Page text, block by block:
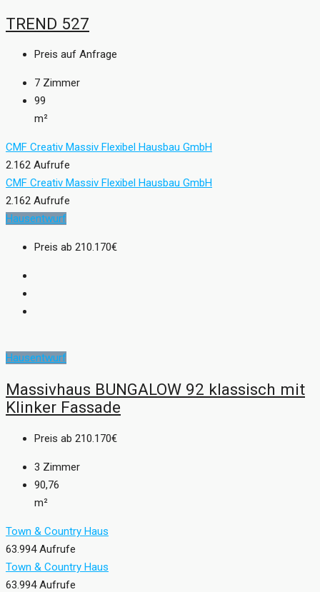
TREND 527
Preis auf Anfrage
7 Zimmer
99
m²
CMF Creativ Massiv Flexibel Hausbau GmbH
2.162 Aufrufe
CMF Creativ Massiv Flexibel Hausbau GmbH
2.162 Aufrufe
Hausentwurf
Preis ab 210.170€
Hausentwurf
Massivhaus BUNGALOW 92 klassisch mit
Klinker Fassade
Preis ab 210.170€
3 Zimmer
90,76
m²
Town & Country Haus
63.994 Aufrufe
Town & Country Haus
63.994 Aufrufe